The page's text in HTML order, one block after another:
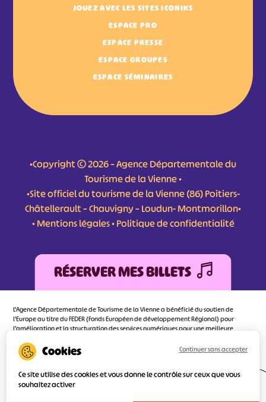
JOUEZ AVEC LES SITES ICONIKS
ESPACE PRO
ESPACE PRESSE
ESPACE GROUPES
ESPACE SÉMINAIRES
•Copyright © 2026 – Agence Départementale du
Tourisme de la Vienne •
•Site officiel du tourisme de la Vienne (86) Poitiers-
Châtellerault – Chauvigny – Loudun- Montmorillon•
•Mentions légales•Politique de confidentialité
RÉSERVER MES BILLETS
L'Agence Départementale de Tourisme de la Vienne a bénéficié du soutien de
l’Europe au titre du FEDER (Fonds Européen de développement Régional) pour
l’amélioration et la structuration des services numériques pour une meilleure
d’orienter au mieux le visiteur.
Ce site utilise des cookies et vous donne le contrôle sur ceux que vous
souhaitez activer
Continuer sans accepter